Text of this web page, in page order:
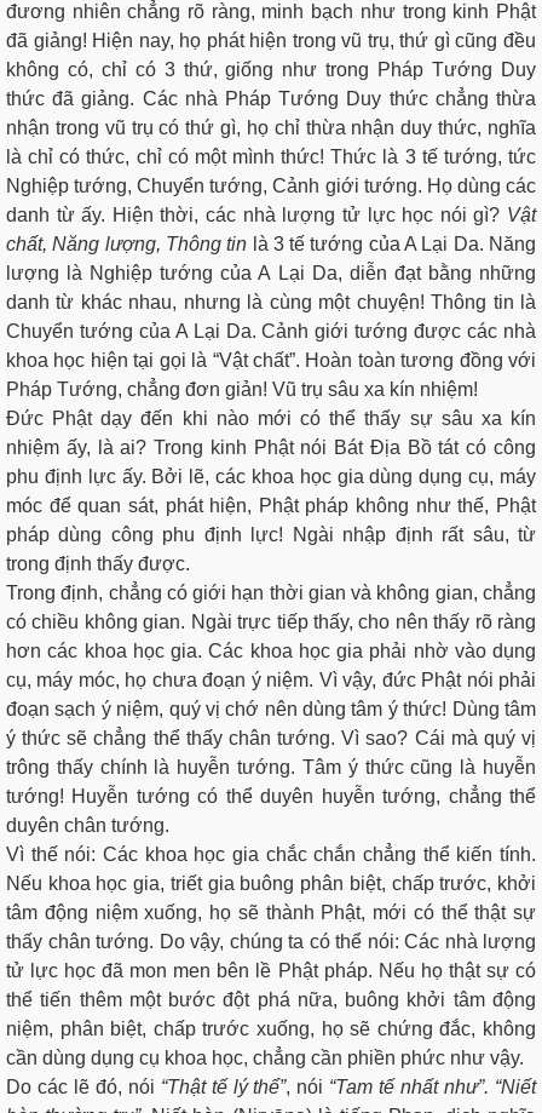
đương nhiên chẳng rõ ràng, minh bạch như trong kinh Phật
đã giảng! Hiện nay, họ phát hiện trong vũ trụ, thứ gì cũng đều
không có, chỉ có 3 thứ, giống như trong Pháp Tướng Duy
thức đã giảng. Các nhà Pháp Tướng Duy thức chẳng thừa
nhận trong vũ trụ có thứ gì, họ chỉ thừa nhận duy thức, nghĩa
là chỉ có thức, chỉ có một mình thức! Thức là 3 tế tướng, tức
Nghiệp tướng, Chuyển tướng, Cảnh giới tướng. Họ dùng các
danh từ ấy. Hiện thời, các nhà lượng tử lực học nói gì? Vật
chất, Năng lượng, Thông tin là 3 tế tướng của A Lại Da. Năng
lượng là Nghiệp tướng của A Lại Da, diễn đạt bằng những
danh từ khác nhau, nhưng là cùng một chuyện! Thông tin là
Chuyển tướng của A Lại Da. Cảnh giới tướng được các nhà
khoa học hiện tại gọi là “Vật chất”. Hoàn toàn tương đồng với
Pháp Tướng, chẳng đơn giản! Vũ trụ sâu xa kín nhiệm!
Đức Phật dạy đến khi nào mới có thể thấy sự sâu xa kín
nhiệm ấy, là ai? Trong kinh Phật nói Bát Địa Bồ tát có công
phu định lực ấy. Bởi lẽ, các khoa học gia dùng dụng cụ, máy
móc để quan sát, phát hiện, Phật pháp không như thế, Phật
pháp dùng công phu định lực! Ngài nhập định rất sâu, từ
trong định thấy được.
Trong định, chẳng có giới hạn thời gian và không gian, chẳng
có chiều không gian. Ngài trực tiếp thấy, cho nên thấy rõ ràng
hơn các khoa học gia. Các khoa học gia phải nhờ vào dụng
cụ, máy móc, họ chưa đoạn ý niệm. Vì vậy, đức Phật nói phải
đoạn sạch ý niệm, quý vị chớ nên dùng tâm ý thức! Dùng tâm
ý thức sẽ chẳng thể thấy chân tướng. Vì sao? Cái mà quý vị
trông thấy chính là huyễn tướng. Tâm ý thức cũng là huyễn
tướng! Huyễn tướng có thể duyên huyễn tướng, chẳng thể
duyên chân tướng.
Vì thế nói: Các khoa học gia chắc chắn chẳng thể kiến tính.
Nếu khoa học gia, triết gia buông phân biệt, chấp trước, khởi
tâm động niệm xuống, họ sẽ thành Phật, mới có thể thật sự
thấy chân tướng. Do vậy, chúng ta có thể nói: Các nhà lượng
tử lực học đã mon men bên lề Phật pháp. Nếu họ thật sự có
thể tiến thêm một bước đột phá nữa, buông khởi tâm động
niệm, phân biệt, chấp trước xuống, họ sẽ chứng đắc, không
cần dùng dụng cụ khoa học, chẳng cần phiền phức như vậy.
Do các lẽ đó, nói “Thật tế lý thể”, nói “Tam tế nhất như”. “Niết